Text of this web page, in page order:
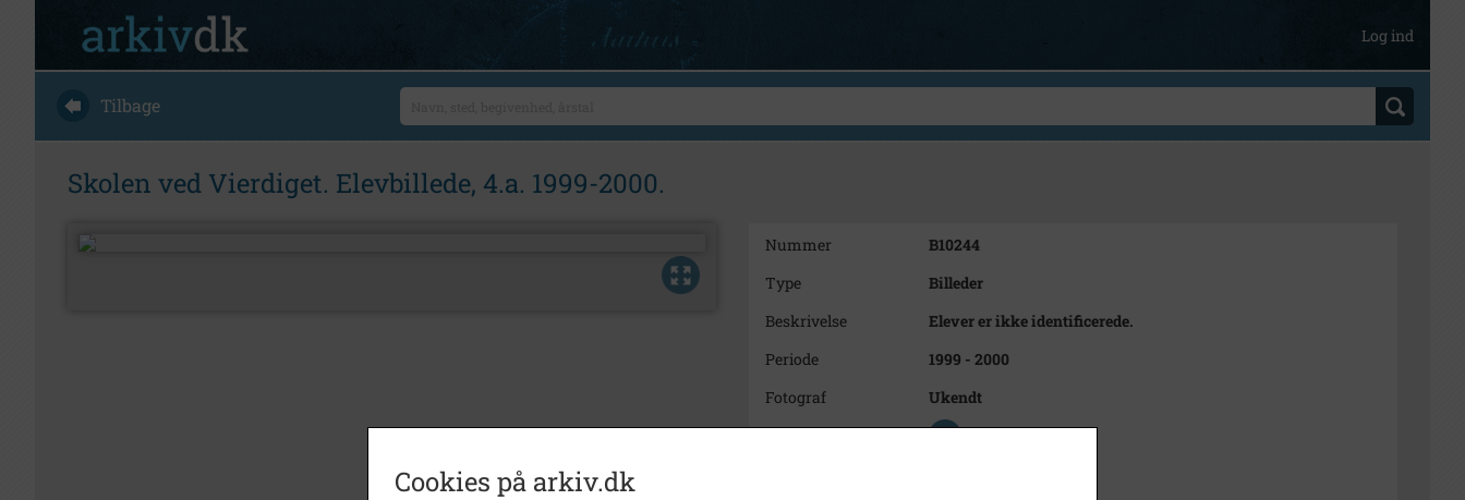
Log ind
Tilbage
Skolen ved Vierdiget. Elevbillede, 4.a. 1999-2000.
Nummer
B10244
Type
Billeder
Beskrivelse
Elever er ikke identificerede.
Periode
1999 - 2000
Fotograf
Ukendt
Se på kort
Cookies på arkiv.dk